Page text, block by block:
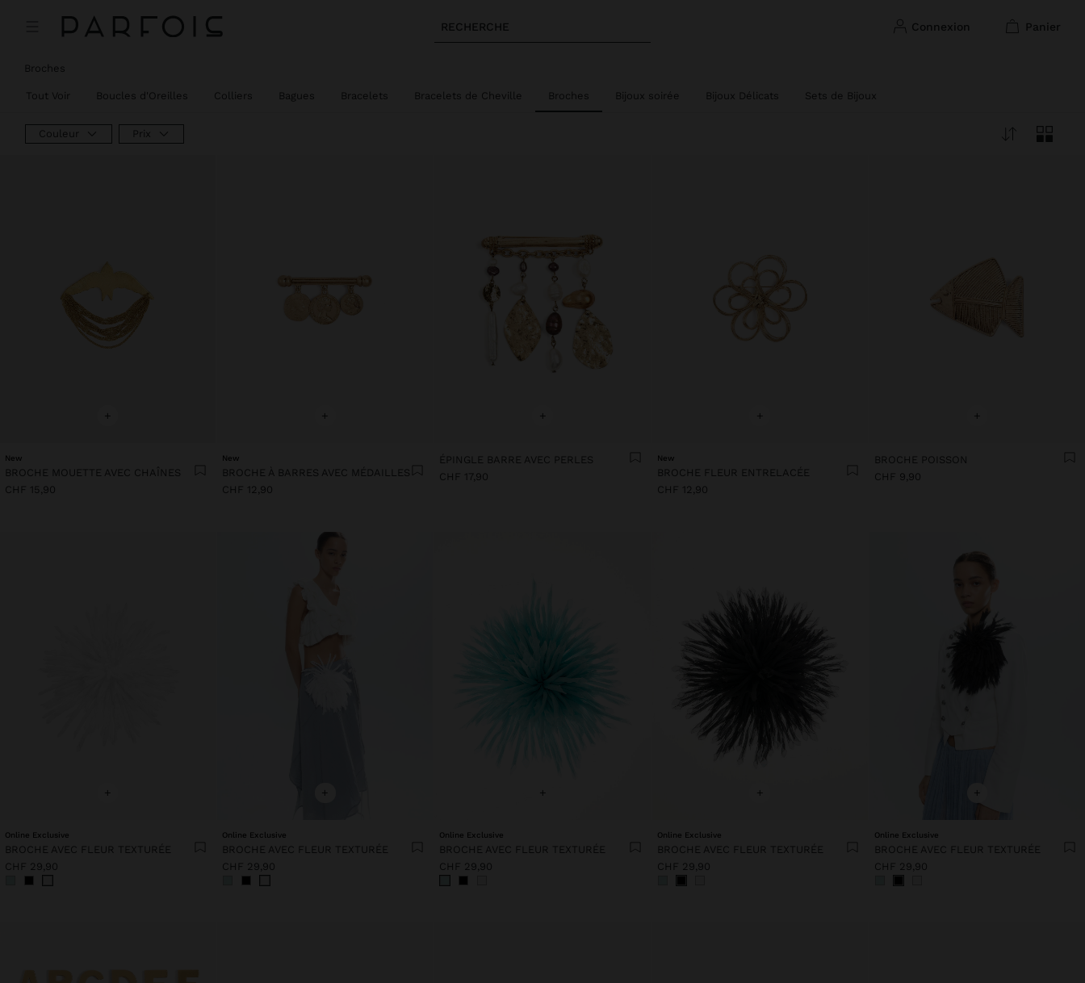
RECHERCHE connexion panier
Broches
Tout Voir Boucles d'Oreilles Colliers Bagues Bracelets Bracelets de Cheville Broches Bijoux soirée Bijoux Délicats Sets de Bijoux
Couleur Prix
+
New
BROCHE MOUETTE AVEC CHAÎNES
CHF 15,90
+
New
BROCHE À BARRES AVEC MÉDAILLES
CHF 12,90
+
ÉPINGLE BARRE AVEC PERLES
CHF 17,90
+
New
BROCHE FLEUR ENTRELACÉE
CHF 12,90
+
BROCHE POISSON
CHF 9,90
+
Online Exclusive
BROCHE AVEC FLEUR TEXTURÉE
CHF 29,90
+
Online Exclusive
BROCHE AVEC FLEUR TEXTURÉE
CHF 29,90
+
Online Exclusive
BROCHE AVEC FLEUR TEXTURÉE
CHF 29,90
+
Online Exclusive
BROCHE AVEC FLEUR TEXTURÉE
CHF 29,90
+
Online Exclusive
BROCHE AVEC FLEUR TEXTURÉE
CHF 29,90